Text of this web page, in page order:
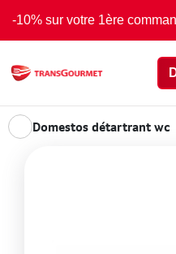
-10% sur votre 1ère
Domestos détartrant wc